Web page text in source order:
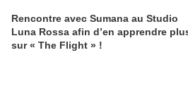
Rencontre avec Sumana au Studio
Luna Rossa afin d’en apprendre
sur « The Flight » !